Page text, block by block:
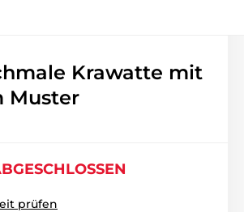
Krawatte mit
Muster
prüfen